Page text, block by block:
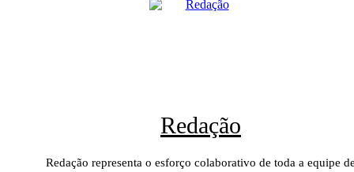
Redação
Redação representa o esforço colaborativo de toda a equipe